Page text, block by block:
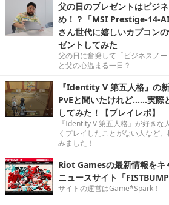
父の日のプレゼントはビジ
め！？「MSI Prestige-14-
さん世代に嬉しいカプコン
ゼントしてみた
父の日に奮発して「ビジネスノ
と父の心温まる一日？
『Identity V 第五人格』の
PvEと聞いたけれど……実際
してみた！【プレイレポ】
『Identity V 第五人格』が好き
くプレイしたことがない人など
みました！
Riot Gamesの最新情報をキ
ニュースサイト「FISTBUMP
サイトの運営はGame*Spark！